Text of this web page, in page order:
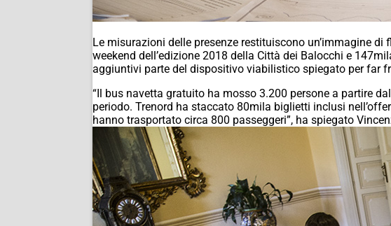
Le misurazioni delle presenze restituiscono un’immagine
weekend dell’edizione 2018 della Città dei Balocchi e
aggiuntivi parte del dispositivo viabilistico spiegato per far
“Il bus navetta gratuito ha mosso 3.200 persone a partire
periodo. Trenord ha staccato 80mila biglietti inclusi
hanno trasportato circa 800 passeggeri”, ha spiegato